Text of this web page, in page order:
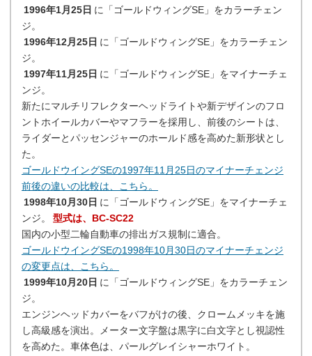
1996年1月25日 に「ゴールドウィングSE」をカラーチェン
ジ。
1996年12月25日 に「ゴールドウィングSE」をカラーチェン
ジ。
1997年11月25日 に「ゴールドウィングSE」をマイナーチェ
ンジ。
新たにマルチリフレクターヘッドライトや新デザインのフロ
ントホイールカバーやマフラーを採用し、前後のシートは、
ライダーとパッセンジャーのホールド感を高めた新形状とし
た。
ゴールドウイングSEの1997年11月25日のマイナーチェンジ
前後の違いの比較は、こちら。
1998年10月30日 に「ゴールドウィングSE」をマイナーチェ
ンジ。
型式は、BC-SC22
国内の小型二輪自動車の排出ガス規制に適合。
ゴールドウイングSEの1998年10月30日のマイナーチェンジ
の変更点は、こちら。
1999年10月20日 に「ゴールドウィングSE」をカラーチェン
ジ。
エンジンヘッドカバーをバフがけの後、クロームメッキを施
し高級感を演出。メーター文字盤は黒字に白文字とし視認性
を高めた。車体色は、パールグレイシャーホワイト。